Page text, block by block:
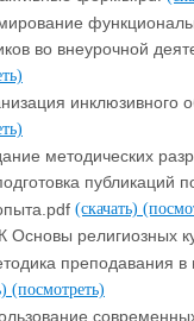
во внеурочной
инклюзивного
методических
публикаций
(скачать)
религиозных
преподавания в
(посмотреть)